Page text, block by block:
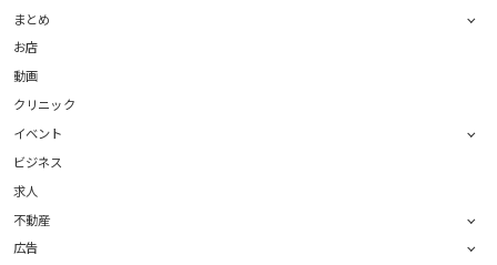
まとめ
お店
動画
クリニック
イベント
ビジネス
求人
不動産
広告